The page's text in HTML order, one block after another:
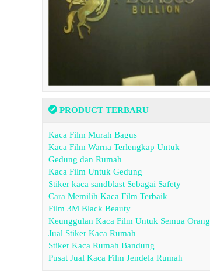
PRODUCT TERBARU
Kaca Film Murah Bagus
Kaca Film Warna Terlengkap Untuk
Gedung dan Rumah
Kaca Film Untuk Gedung
Stiker kaca sandblast Sebagai Safety
Cara Memilih Kaca Film Terbaik
Film 3M Black Beauty
Keunggulan Kaca Film Untuk Semua Orang
Jual Stiker Kaca Rumah
Stiker Kaca Rumah Bandung
Pusat Jual Kaca Film Jendela Rumah